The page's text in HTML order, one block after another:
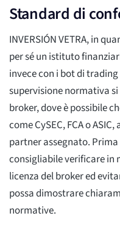
Standard di
INVERSIÓN VETRA, in
per sé un istituto
invece con i bot di
supervisione normativa
broker, dove è possibile
come CySEC, FCA o
partner assegnato.
consigliabile verificare in
licenza del broker ed
possa dimostrare
normative.